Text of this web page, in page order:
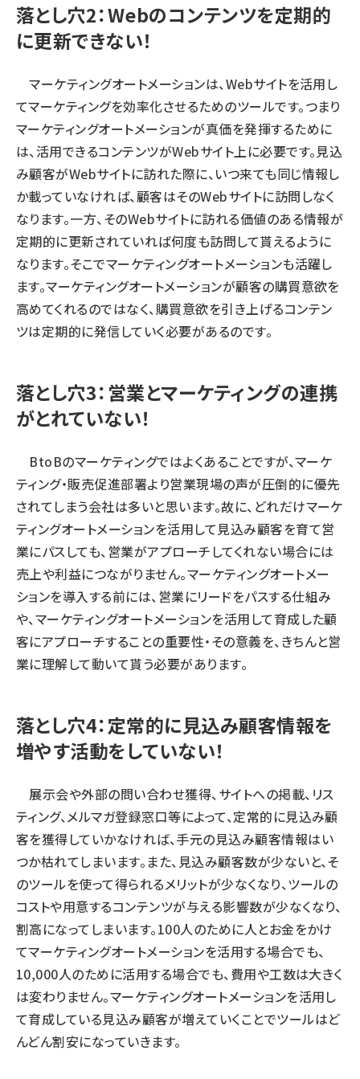
落とし穴2：Webのコンテンツを定期的
に更新できない！
マーケティングオートメーションは、Webサイトを活用し
てマーケティングを効率化させるためのツールです。つまり
マーケティングオートメーションが真価を発揮するために
は、活用できるコンテンツがWebサイト上に必要です。見込
み顧客がWebサイトに訪れた際に、いつ来ても同じ情報し
か載っていなければ、顧客はそのWebサイトに訪問しなく
なります。一方、そのWebサイトに訪れる価値のある情報が
定期的に更新されていれば何度も訪問して貰えるように
なります。そこでマーケティングオートメーションも活躍し
ます。マーケティングオートメーションが顧客の購買意欲を
高めてくれるのではなく、購買意欲を引き上げるコンテン
ツは定期的に発信していく必要があるのです。
落とし穴3：営業とマーケティングの連携
がとれていない！
BtoBのマーケティングではよくあることですが、マーケ
ティング・販売促進部署より営業現場の声が圧倒的に優先
されてしまう会社は多いと思います。故に、どれだけマーケ
ティングオートメーションを活用して見込み顧客を育て営
業にパスしても、営業がアプローチしてくれない場合には
売上や利益につながりません。マーケティングオートメー
ションを導入する前には、営業にリードをパスする仕組み
や、マーケティングオートメーションを活用して育成した顧
客にアプローチすることの重要性・その意義を、きちんと営
業に理解して動いて貰う必要があります。
落とし穴4：定常的に見込み顧客情報を
増やす活動をしていない！
展示会や外部の問い合わせ獲得、サイトへの掲載、リス
ティング、メルマガ登録窓口等によって、定常的に見込み顧
客を獲得していかなければ、手元の見込み顧客情報はい
つか枯れてしまいます。また、見込み顧客数が少ないと、そ
のツールを使って得られるメリットが少なくなり、ツールの
コストや用意するコンテンツが与える影響数が少なくなり、
割高になってしまいます。100人のために人とお金をかけ
てマーケティングオートメーションを活用する場合でも、
10,000人のために活用する場合でも、費用や工数は大きく
は変わりません。マーケティングオートメーションを活用し
て育成している見込み顧客が増えていくことでツールはど
んどん割安になっていきます。